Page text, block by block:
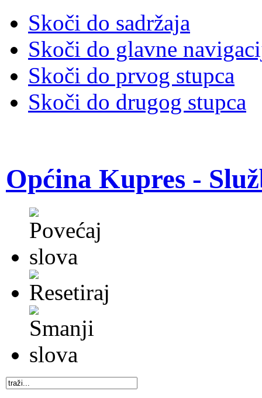
Skoči do sadržaja
Skoči do glavne
Skoči do prvog stupca
Skoči do drugog stupca
Općina Kupres -